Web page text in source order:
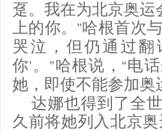
趸。我在为北京奥
上的你。
”哈根首次
哭泣，但仍通过
你’。 ”哈根说， “电
她，即使不能参加
达娜也得到了全
久前将她列入北京